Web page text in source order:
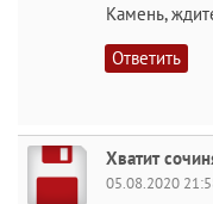
Камень,
Ответить
Хватит
05.08.2020